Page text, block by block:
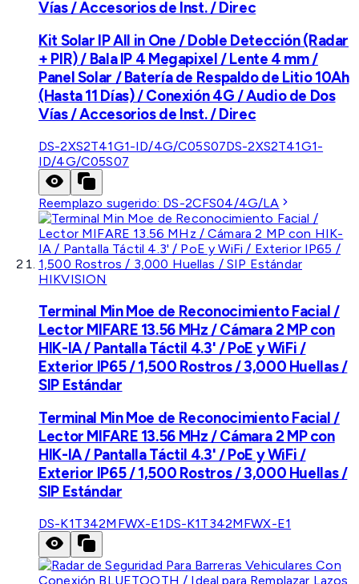
Vías / Accesorios de Inst. / Direc
Kit Solar IP All in One / Doble Detección (Radar
+ PIR) / Bala IP 4 Megapixel / Lente 4 mm /
Panel Solar / Batería de Respaldo de Litio 10Ah
(Hasta 11 Días) / Conexión 4G / Audio de Dos
Vías / Accesorios de Inst. / Direc
DS-2XS2T41G1-ID/4G/C05S07DS-2XS2T41G1-
ID/4G/C05S07
Reemplazo sugerido: DS-2CFS04/4G/LA
HIKVISION
Terminal Min Moe de Reconocimiento Facial /
Lector MIFARE 13.56 MHz / Cámara 2 MP con
HIK-IA / Pantalla Táctil 4.3' / PoE y WiFi /
Exterior IP65 / 1,500 Rostros / 3,000 Huellas /
SIP Estándar
Terminal Min Moe de Reconocimiento Facial /
Lector MIFARE 13.56 MHz / Cámara 2 MP con
HIK-IA / Pantalla Táctil 4.3' / PoE y WiFi /
Exterior IP65 / 1,500 Rostros / 3,000 Huellas /
SIP Estándar
DS-K1T342MFWX-E1 DS-K1T342MFWX-E1